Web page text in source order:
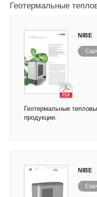
Геотермальные
NIBE
Геотермальные
продукции.
NIBE